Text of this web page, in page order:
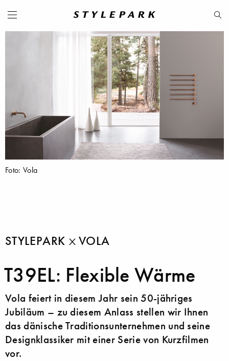
Foto: Vola
STYLEPARK VOLA
T39EL: Flexible Wärme
Vola feiert in diesem Jahr sein 50-jähriges
Jubiläum – zu diesem Anlass stellen wir Ihnen
das dänische Traditionsunternehmen und seine
Designklassiker mit einer Serie von Kurzfilmen
vor.